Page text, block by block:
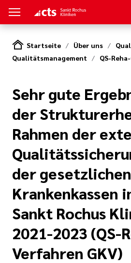
& GÄSTE
uns
Fragen)
für
und
und Seele
den Sankt
Kiosk
Startseite Über uns
Qualitätsmanagement
QS-
Sehr gute
der
Rahmen der
der gesetzlichen
Krankenkassen
Sankt Rochus
2021-2023 (QS-
Verfahren GKV)